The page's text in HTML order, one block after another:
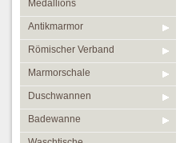
Medallions
Antikmarmor
Römischer Verband
Marmorschale
Duschwannen
Badewanne